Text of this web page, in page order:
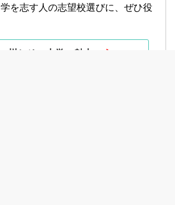
を志す人の志望校選びに、ぜひ役
ス州とその大学の魅力 ▶︎